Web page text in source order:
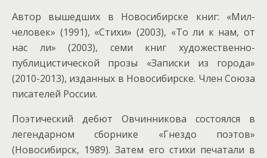
Автор вышедших в Новосибирске книг: «Мил-
человек» (1991), «Стихи» (2003), «То ли к нам, от
нас ли» (2003), семи книг художественно-
публицистической прозы «Записки из города»
(2010-2013), изданных в Новосибирске. Член Союза
писателей России.
Поэтический дебют Овчинникова состоялся в
легендарном сборнике «Гнездо поэтов»
(Новосибирск, 1989). Затем его стихи печатали в